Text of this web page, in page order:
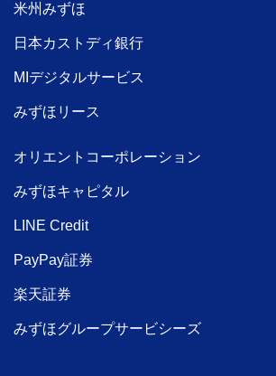
米州みずほ
日本カストディ銀行
MIデジタルサービス
みずほリース
オリエントコーポレーション
みずほキャピタル
LINE Credit
PayPay証券
楽天証券
みずほグループサービシーズ